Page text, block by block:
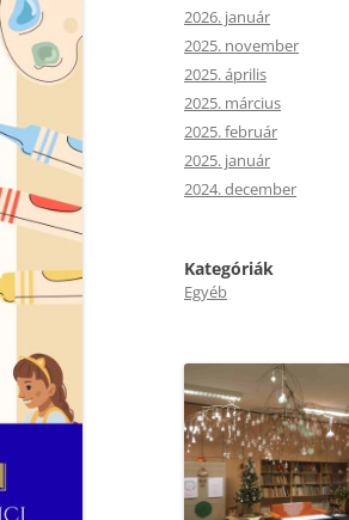
2026. január
2025. november
2025. április
2025. március
2025. február
2025. január
2024. december
Kategóriák
Egyéb